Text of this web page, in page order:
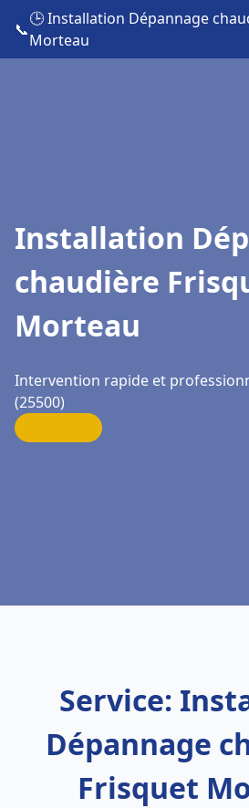
📞
🕒 Installation Dépannage
Morteau
Installation
chaudière
Morteau
Intervention rapide et
(25500)
Service:
Dépannage
Frisquet